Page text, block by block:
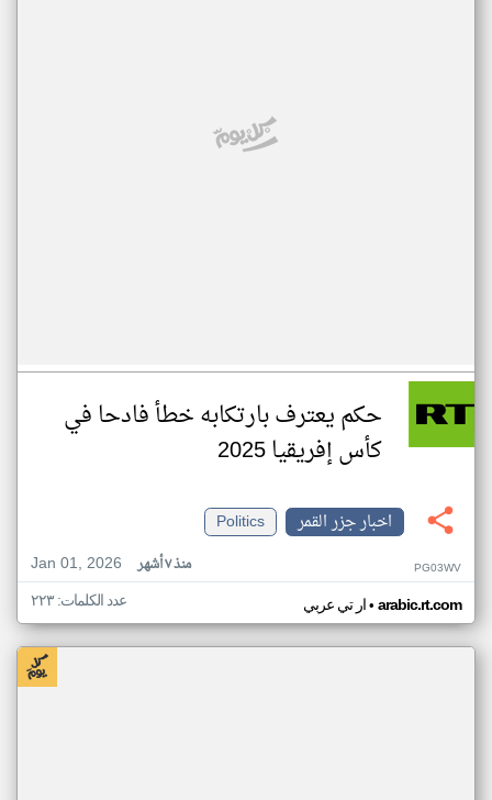
حكم يعترف بارتكابه خطأ فادحا في
كأس إفريقيا 2025
اخبار جزر القمر
Politics
Jan 01, 2026
منذ ٧ أشهر PG03WV
ار تي عربي• arabic.rt.com عدد الكلمات: ٢٢٣